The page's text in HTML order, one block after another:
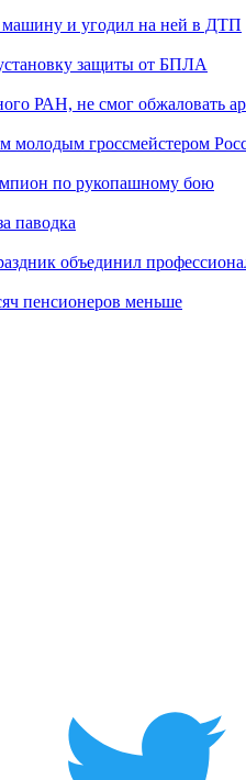
машину и угодил на ней в ДТП
защиты от БПЛА
РАН, не смог обжаловать
гроссмейстером
по рукопашному бою
паводка
объединил
пенсионеров меньше